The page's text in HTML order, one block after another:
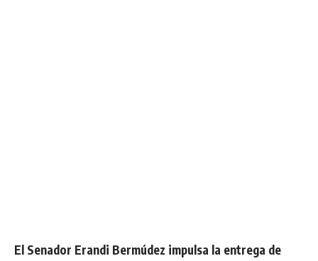
El Senador Erandi Bermúdez impulsa la entrega de